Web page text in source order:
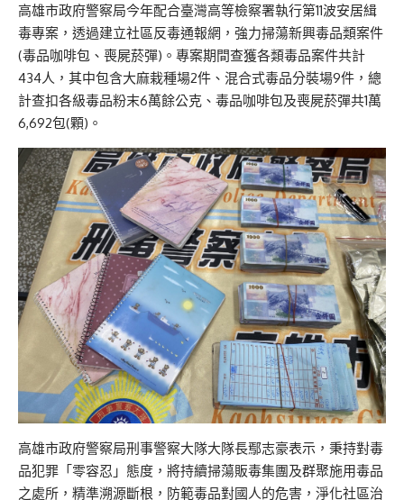
高雄市政府警察局今年配合臺灣高等檢察署執行第11波安居緝
毒專案，透過建立社區反毒通報網，強力掃蕩新興毒品類案件
(毒品咖啡包、喪屍菸彈)。專案期間查獲各類毒品案件共計
434人，其中包含大麻栽種場2件、混合式毒品分裝場9件，總
計查扣各級毒品粉末6萬餘公克、毒品咖啡包及喪屍菸彈共1萬
6,692包(顆)。
高雄市政府警察局刑事警察大隊大隊長鄢志豪表示，秉持對毒
品犯罪「零容忍」態度，將持續掃蕩販毒集團及群聚施用毒品
之處所，精準溯源斷根，防範毒品對國人的危害，淨化社區治